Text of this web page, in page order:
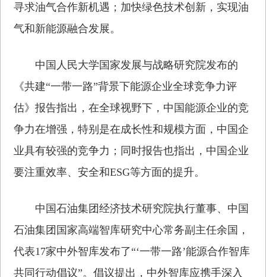
寻求油气合作新机遇；加快绿色技术创新，实现油
气和新能源融合发展。
中国人民大学国家发展与战略研究院发布的
《共建“一带一路”背景下能源企业全球竞争力评
估》报告指出，在全球视野下，中国能源企业的竞
争力在增强，特别是在成长性和规模方面，中国企
业具有较强的竞争力；同时报告也指出，中国企业
要注重效率、安全和ESG等方面的提升。
中国石油集团经济技术研究院执行董事、中国
石油集团国家高端智库研究中心常务副主任余国，
代表17家中外智库发布了“‘一带一路’能源合作智库
共同行动倡议”。倡议提出，中外智库应携手深入